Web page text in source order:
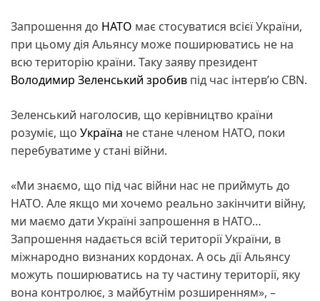
Запрошення до НАТО має стосуватися всієї України,
при цьому дія Альянсу може поширюватись не на
всю територію країни. Таку заяву президент
Володимир Зеленський зробив під час інтерв’ю CBN.
Зеленський наголосив, що керівництво країни
розуміє, що Україна не стане членом НАТО, поки
перебуватиме у стані війни.
«Ми знаємо, що під час війни нас не приймуть до
НАТО. Але якщо ми хочемо реально закінчити війну,
ми маємо дати Україні запрошення в НАТО…
Запрошення надається всій території України, в
міжнародно визнаних кордонах. А ось дії Альянсу
можуть поширюватись на ту частину території, яку
вона контролює, з майбутнім розширенням», –